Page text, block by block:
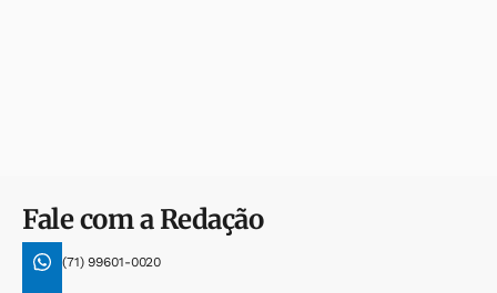
Fale com a Redação
(71) 99601-0020